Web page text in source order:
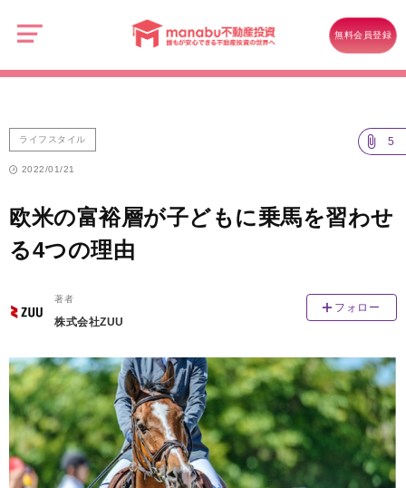
無料会員登録
欧米の富裕層が子どもに乗馬を習わせる4つの理由
ライフスタイル 5
2022/01/21
欧米の富裕層が子どもに乗馬を習わせ
る4つの理由
著者
株式会社ZUU
フォロー